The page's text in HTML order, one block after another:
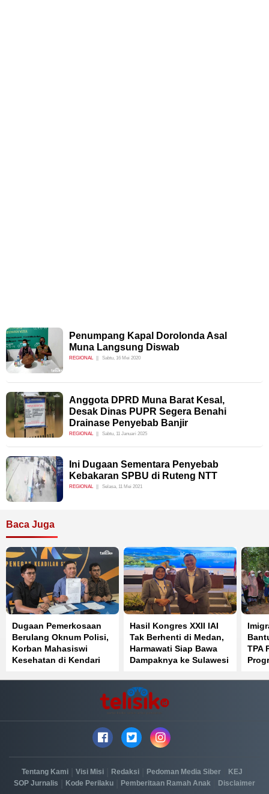
Penumpang Kapal Dorolonda Asal
Muna Langsung Diswab
REGIONAL Sabtu, 16 Mei 2020
Anggota DPRD Muna Barat Kesal,
Desak Dinas PUPR Segera Benahi
Drainase Penyebab Banjir
REGIONAL Sabtu, 11 Januari 2025
Ini Dugaan Sementara Penyebab
Kebakaran SPBU di Ruteng NTT
REGIONAL Selasa, 11 Mei 2021
Baca Juga
Dugaan Pemerkosaan
Berulang Oknum Polisi,
Korban Mahasiswi
Kesehatan di Kendari
Hasil Kongres XXII IAI
Tak Berhenti di Medan,
Harmawati Siap Bawa
Dampaknya ke Sulawesi
TPA
Tentang Kami Visi Misi Redaksi Pedoman Media Siber KEJ
SOP Jurnalis Kode Perilaku Pemberitaan Ramah Anak Disclaimer